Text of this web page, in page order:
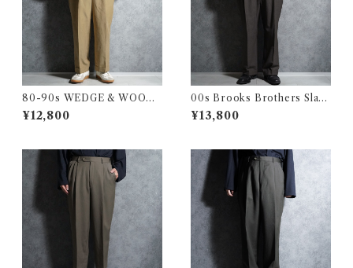
80-90s WEDGE & WOOD
Vintage Slacks Wool Trous
ers Made in USA ウェッジ&
¥12,800
00s Brooks Brothers Slack
s Wool Trousers Houndsto
oth ブルックス・ブラザーズ
¥13,800